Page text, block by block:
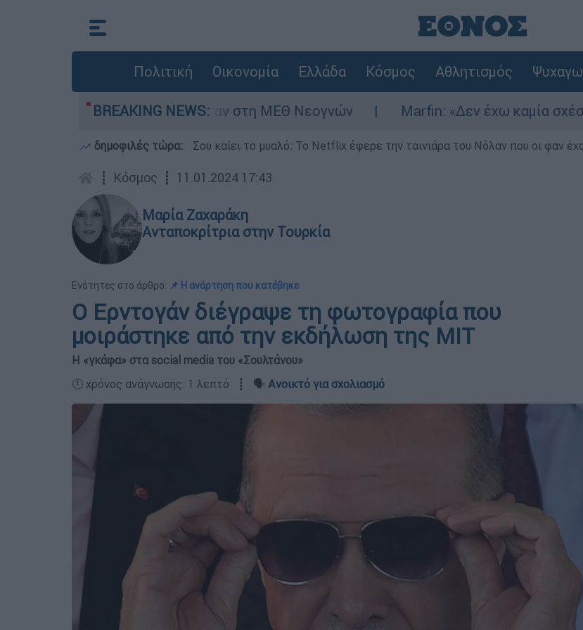
Πολιτική Οικονομία Ελλάδα Κόσμος Αθλητισμός
BREAKING NEWS:
ημερών - Νοσηλευόταν στη ΜΕΘ Νεογνών Marfin: «Δεν έχω καμία σχέση με την
δημοφιλές τώρα: Σου καίει το μυαλό: Το Netflix έφερε την ταινιάρα του Νόλαν που οι φαν
┋ Κόσμος ┋ 11.01.2024 17:43
Μαρία Ζαχαράκη
Ανταποκρίτρια στην Τουρκία
Ενότητες στο άρθρο: 📌 Η ανάρτηση που κατέβηκε
Ο Ερντογάν διέγραψε τη φωτογραφία που
μοιράστηκε από την εκδήλωση της MIT
Η «γκάφα» στα social media του «Σουλτάνου»
🕛 χρόνος ανάγνωσης: 1 λεπτό ┋ 🗣️ Ανοικτό για σχολιασμό